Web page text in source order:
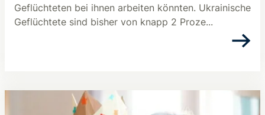
Geflüchteten bei ihnen arbeiten könnten. Ukrainische
Geflüchtete sind bisher von knapp 2 Proze...